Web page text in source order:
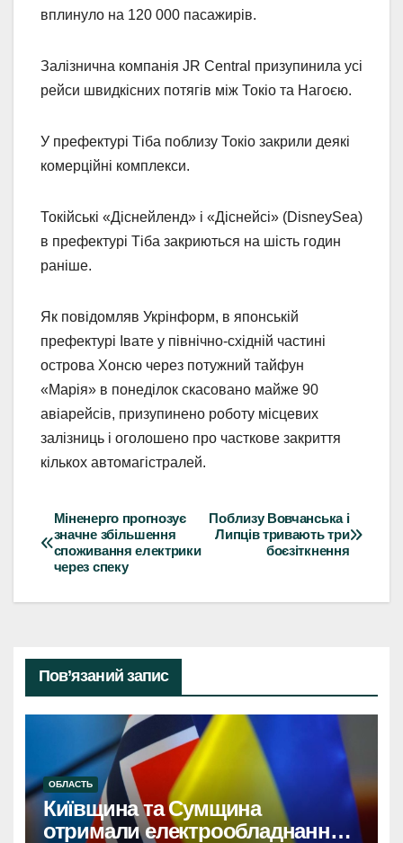
вплинуло на 120 000 пасажирів.
Залізнична компанія JR Central призупинила усі
рейси швидкісних потягів між Токіо та Нагоєю.
У префектурі Тіба поблизу Токіо закрили деякі
комерційні комплекси.
Токійські «Діснейленд» і «Діснейсі» (DisneySea)
в префектурі Тіба закриються на шість годин
раніше.
Як повідомляв Укрінформ, в японській
префектурі Івате у північно-східній частині
острова Хонсю через потужний тайфун
«Марія» в понеділок скасовано майже 90
авіарейсів, призупинено роботу місцевих
залізниць і оголошено про часткове закриття
кількох автомагістралей.
Навігація
записів
Поблизу Вовчанська і
Липців тривають три
боєзіткнення
Міненерго прогнозує
значне збільшення
споживання електрики
через спеку
Пов’язаний запис
ОБЛАСТЬ
Київщина та Сумщина
отримали електрообладнання